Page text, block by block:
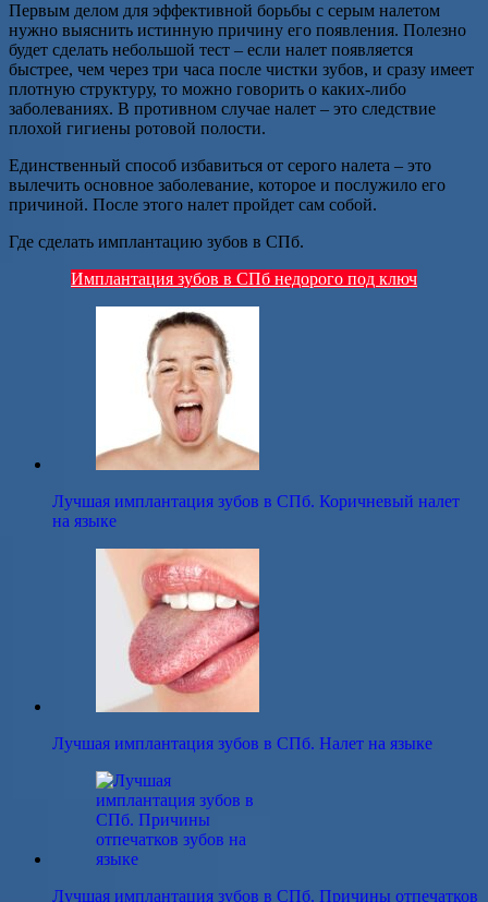
Первым делом для эффективной борьбы с серым налетом
нужно выяснить истинную причину его появления. Полезно
будет сделать небольшой тест – если налет появляется
быстрее, чем через три часа после чистки зубов, и сразу имеет
плотную структуру, то можно говорить о каких-либо
заболеваниях. В противном случае налет – это следствие
плохой гигиены ротовой полости.
Единственный способ избавиться от серого налета – это
вылечить основное заболевание, которое и послужило его
причиной. После этого налет пройдет сам собой.
Где сделать имплантацию зубов в СПб.
Имплантация зубов в СПб недорого под ключ
Лучшая имплантация зубов в СПб. Коричневый налет
на языке
Лучшая имплантация зубов в СПб. Налет на языке
Лучшая имплантация зубов в СПб. Причины отпечатков